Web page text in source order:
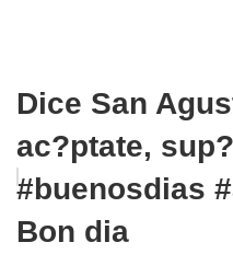
Dice San
ac?ptate,
#buenosdias
Bon dia